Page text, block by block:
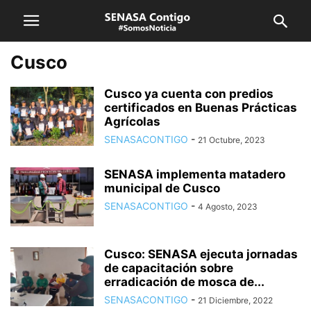
Cusco
Cusco ya cuenta con predios
certificados en Buenas Prácticas
Agrícolas
SENASACONTIGO - 21 Octubre, 2023
SENASA implementa matadero
municipal de Cusco
SENASACONTIGO - 4 Agosto, 2023
Cusco: SENASA ejecuta jornadas
de capacitación sobre
erradicación de mosca de...
SENASACONTIGO - 21 Diciembre, 2022